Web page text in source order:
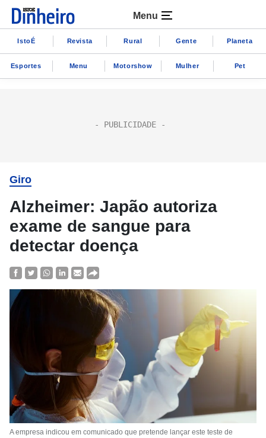
Menu
IstoÉ Revista Rural Gente Planeta
Esportes Menu Motorshow Mulher Pet
Giro
Alzheimer: Japão autoriza
exame de sangue para
detectar doença
A empresa indicou em comunicado que pretende lançar este teste de